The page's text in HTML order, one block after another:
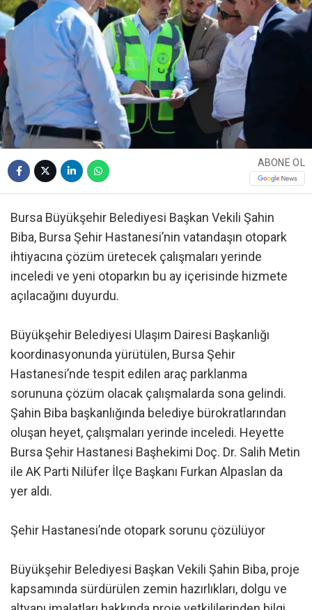
ABONE OL
Bursa Büyükşehir Belediyesi Başkan Vekili Şahin
Biba, Bursa Şehir Hastanesi’nin vatandaşın otopark
ihtiyacına çözüm üretecek çalışmaları yerinde
inceledi ve yeni otoparkın bu ay içerisinde hizmete
açılacağını duyurdu.
Büyükşehir Belediyesi Ulaşım Dairesi Başkanlığı
koordinasyonunda yürütülen, Bursa Şehir
Hastanesi’nde tespit edilen araç parklanma
sorununa çözüm olacak çalışmalarda sona gelindi.
Şahin Biba başkanlığında belediye bürokratlarından
oluşan heyet, çalışmaları yerinde inceledi. Heyette
Bursa Şehir Hastanesi Başhekimi Doç. Dr. Salih Metin
ile AK Parti Nilüfer İlçe Başkanı Furkan Alpaslan da
yer aldı.
Şehir Hastanesi’nde otopark sorunu çözülüyor
Büyükşehir Belediyesi Başkan Vekili Şahin Biba, proje
kapsamında sürdürülen zemin hazırlıkları, dolgu ve